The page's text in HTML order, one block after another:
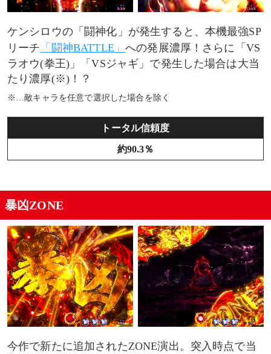
ケンシロウの「闘神化」が発生すると、本機最強SP
リーチ 「闘神BATTLE」への発展濃厚！さらに「VS
ラオウ(拳王)」「VSジャギ」で発生した場合は大当
たり濃厚(※)！？
※…敵キャラを任意で選択した場合を除く
トータル信頼度
約90.3％
暴凶ZONE
今作で新たに追加されたZONE演出。突入時点で当